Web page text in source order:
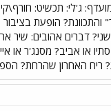
ג'לי: תכשיט:
הופעת
דברים אהובים:
או אביב? מסנג'ר או
אלייך, עמ' 103, שורה 17. מה כתוב